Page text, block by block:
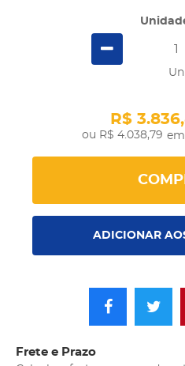
Un
R$ 4.038,79
R$
ADICIONAR
Frete e Prazo